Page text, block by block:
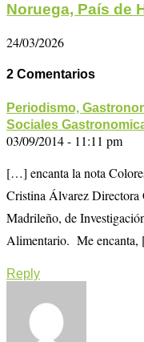
Noruega, País de
24/03/2026
2 Comentarios
Periodismo,
Sociales
03/09/2014 - 11:11 pm
[…] encanta la nota
Cristina Álvarez
Madrileño, de
Alimentario. Me
Reply